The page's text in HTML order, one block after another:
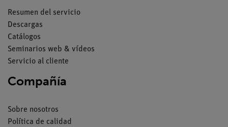
Resumen del servicio
Descargas
Catálogos
Seminarios web & vídeos
Servicio al cliente
Compañía
Sobre nosotros
Política de calidad